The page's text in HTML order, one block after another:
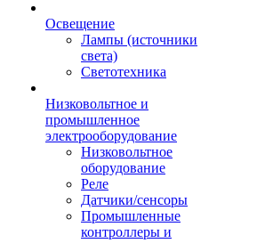
Освещение
Лампы (источники
света)
Светотехника
Низковольтное и
промышленное
электрооборудование
Низковольтное
оборудование
Реле
Датчики/сенсоры
Промышленные
контроллеры и